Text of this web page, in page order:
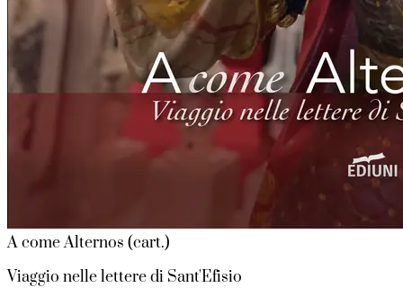
A come Alternos (cart.)
Viaggio nelle lettere di Sant'Efisio